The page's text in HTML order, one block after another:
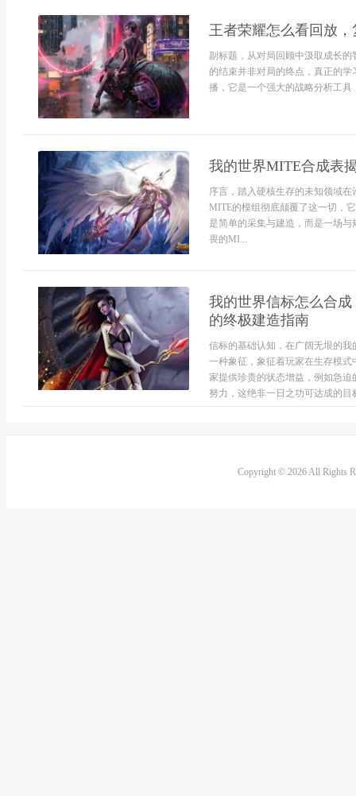
王者荣耀怎么看回放
副标题，从对局回顾中汲取成长
的结束并非对局的终点，真正的
播，它是一个强大的战略分析工
我的世界MITE合成表
序言，踏入硬核生存的未知领域
MITE的模组彻底颠覆了这一切，
是简单的采集与建造，而是一场
畏的MI...
我的世界信标怎么合
的终极建造指南
信标的基础认知，在广阔无垠的
一种象征，象征着玩家在生存模
家提供珍贵的状态增益，例如急
努力，这绝非一日之功可达成的目
Copyright © 2026 All Rights